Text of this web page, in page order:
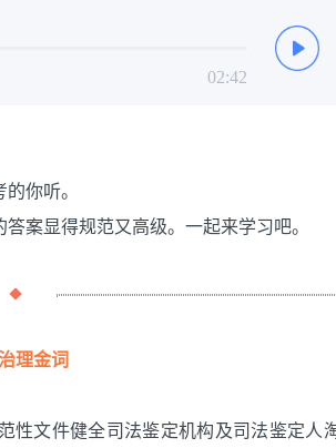
02:42
你听。
案显得规范又高级。一起来学习吧。
理金词
文件健全司法鉴定机构及司法鉴定人